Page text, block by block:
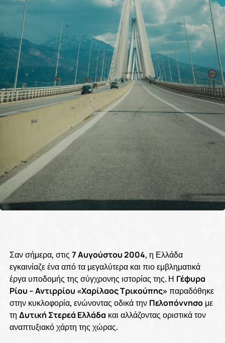
Σαν σήμερα, στις7 Αυγούστου 2004, η Ελλάδα
εγκαινίαζε ένα από τα μεγαλύτερα και πιο εμβληματικά
έργα υποδομής της σύγχρονης ιστορίας της. Η Γέφυρα
Ρίου – Αντιρρίου «Χαρίλαος Τρικούπης» παραδόθηκε
στην κυκλοφορία, ενώνοντας οδικά την Πελοπόννησομε
τη Δυτική Στερεά Ελλάδα και αλλάζοντας οριστικά τον
αναπτυξιακό χάρτη της χώρας.